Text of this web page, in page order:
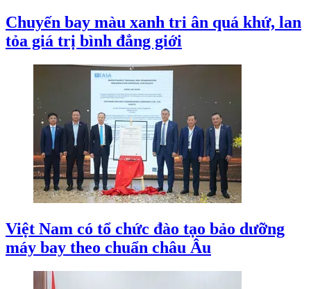
Chuyến bay màu xanh tri ân quá khứ, lan
tỏa giá trị bình đẳng giới
Việt Nam có tổ chức đào tạo bảo dưỡng
máy bay theo chuẩn châu Âu